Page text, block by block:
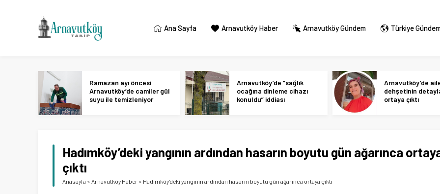
Ana Sayfa Arnavutköy Haber Arnavutköy Gündem Türkiye
Ramazan ayı öncesi
Arnavutköy’de camiler gül
suyu ile temizleniyor
Arnavutköy’de “sağlık
ocağına dinleme cihazı
konuldu” iddiası
Arnavutköy’de
dehşetinin
ortaya çıktı
Hadımköy’deki yangının ardından hasarın boyutu gün ağarınca
çıktı
Anasayfa » Arnavutköy Haber » Hadımköy’deki yangının ardından hasarın boyutu gün ağarınca ortaya çıktı